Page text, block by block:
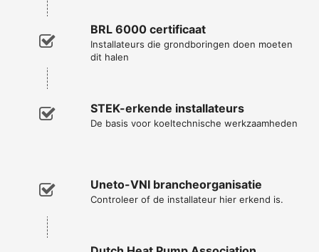
BRL 6000 certificaat
Installateurs die grondboringen doen moeten
dit halen
STEK-erkende installateurs
De basis voor koeltechnische werkzaamheden
Uneto-VNI brancheorganisatie
Controleer of de installateur hier erkend is.